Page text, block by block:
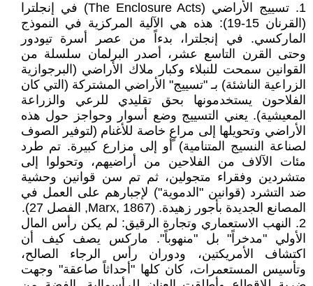
1. تسييج الأراضي (The Enclosure Acts) في إنجلترا
(القرنان 15-19): هذه هي الآلية المركزية في النموذج
الماركسي. في إنجلترا، بدءاً من عصر أسرة تيودور
وحتى القرن التاسع عشر، أصدر البرلمان سلسلة من
القوانين سمحت للنبلاء وكبار ملاك الأراضي (البرجوازية
الزراعية الناشئة) بـ "تسييج" الأراضي المشتركة (التي كان
الفلاحون يستخدمونها بحق تقليدي للرعي والزراعة
المعيشية). يعني التسييج وضع أسوار وحواجز حول هذه
الأراضي وتحويلها إلى مراعٍ خاصة للأغنام (لتوفير الصوف
لصناعة النسيج المتنامية) أو إلى مزارع كبيرة. تم طرد
مئات الآلاف من الفلاحين من أراضيهم، وتحولوا إلى
متشردين وفقراء متجولين، ثم تم سن قوانين وحشية
ضد التشرد (قوانين "الدموية") لإجبارهم على العمل في
المصانع الجديدة بأجور زهيدة. (Marx, 1867, الفصل 27).
2. النهب الاستعماري وتجارة الرقيق: لم يكن رأس المال
الأولي "مدخراً" بل "منهوباً". ماركس يصف كيف أن
اكتشاف الأمريكتين، ودوران رأس الرجاء الصالح،
وتأسيس المستعمرات، كان كلها "أحداثاً صاعقة" وجهت